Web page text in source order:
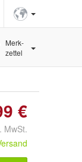
Merk-
zettel
€